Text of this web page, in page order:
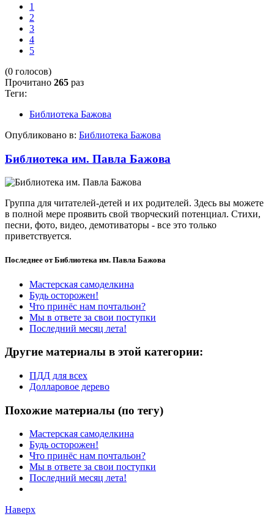
1
2
3
4
5
(0 голосов)
Прочитано 265 раз
Теги:
Библиотека Бажова
Опубликовано в: Библиотека Бажова
Библиотека им. Павла Бажова
Группа для читателей-детей и их родителей. Здесь вы можете
в полной мере проявить свой творческий потенциал. Стихи,
песни, фото, видео, демотиваторы - все это только
приветствуется.
Последнее от Библиотека им. Павла Бажова
Мастерская самоделкина
Будь осторожен!
Что принёс нам почтальон?
Мы в ответе за свои поступки
Последний месяц лета!
Другие материалы в этой категории:
ПДД для всех
Долларовое дерево
Похожие материалы (по тегу)
Мастерская самоделкина
Будь осторожен!
Что принёс нам почтальон?
Мы в ответе за свои поступки
Последний месяц лета!
Наверх